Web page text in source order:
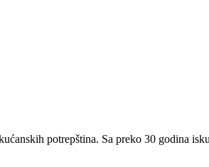
potrepština. Sa preko 30 godina